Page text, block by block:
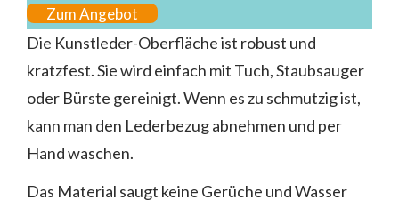
Zum Angebot
Die Kunstleder-Oberfläche ist robust und
kratzfest. Sie wird einfach mit Tuch, Staubsauger
oder Bürste gereinigt. Wenn es zu schmutzig ist,
kann man den Lederbezug abnehmen und per
Hand waschen.
Das Material saugt keine Gerüche und Wasser